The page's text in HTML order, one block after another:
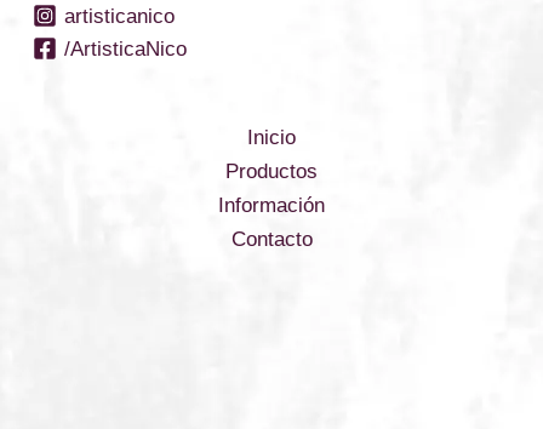
artisticanico
/ArtisticaNico
Inicio
Productos
Información
Contacto